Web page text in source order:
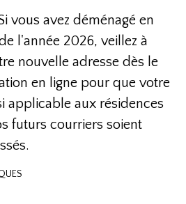
vous avez déménagé en
l'année 2026, veillez à
nouvelle adresse dès le
en ligne pour que votre
applicable aux résidences
futurs courriers soient